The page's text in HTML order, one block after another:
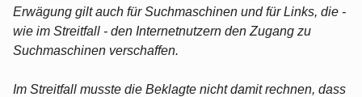
Erwägung gilt auch für Suchmaschinen und für Links, die -
wie im Streitfall - den Internetnutzern den Zugang zu
Suchmaschinen verschaffen.
Im Streitfall musste die Beklagte nicht damit rechnen, dass